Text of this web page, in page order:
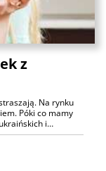
z
Na rynku
Póki co mamy
i…